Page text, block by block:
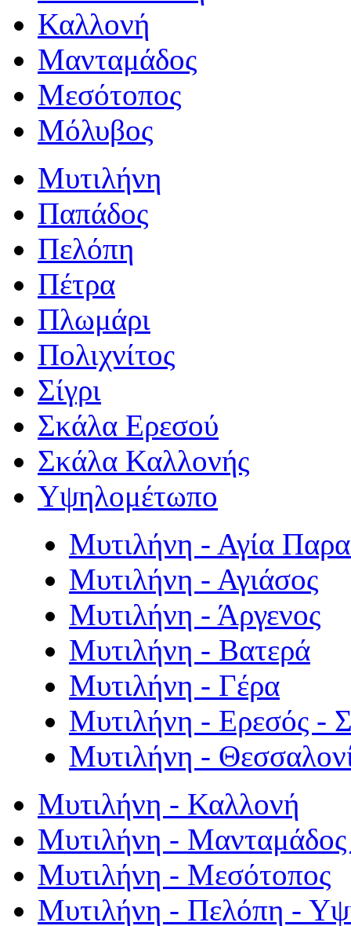
Καλλονή
Μανταμάδος
Μεσότοπος
Μόλυβος
Μυτιλήνη
Παπάδος
Πελόπη
Πέτρα
Πλωμάρι
Πολιχνίτος
Σίγρι
Σκάλα Ερεσού
Σκάλα Καλλονής
Υψηλομέτωπο
Μυτιλήνη - Αγία
Μυτιλήνη - Αγιάσος
Μυτιλήνη - Άργενος
Μυτιλήνη - Βατερά
Μυτιλήνη - Γέρα
Μυτιλήνη - Ερεσός -
Μυτιλήνη -
Μυτιλήνη - Καλλονή
Μυτιλήνη - Μανταμάδος
Μυτιλήνη - Μεσότοπος
Μυτιλήνη - Πελόπη -